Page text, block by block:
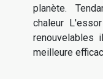
planète.
chaleur
renouvelables
meilleure